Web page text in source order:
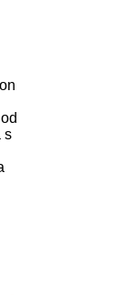
s